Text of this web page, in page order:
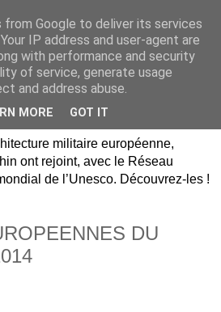
Dauphin,
Hautes-
militaire européenne,
ont rejoint, avec le Réseau
de l’Unesco. Découvrez-les !
DU
from Google to deliver its services
IP address and user-agent are
with performance and security
of service, generate usage
and address abuse.
MORE GOT IT